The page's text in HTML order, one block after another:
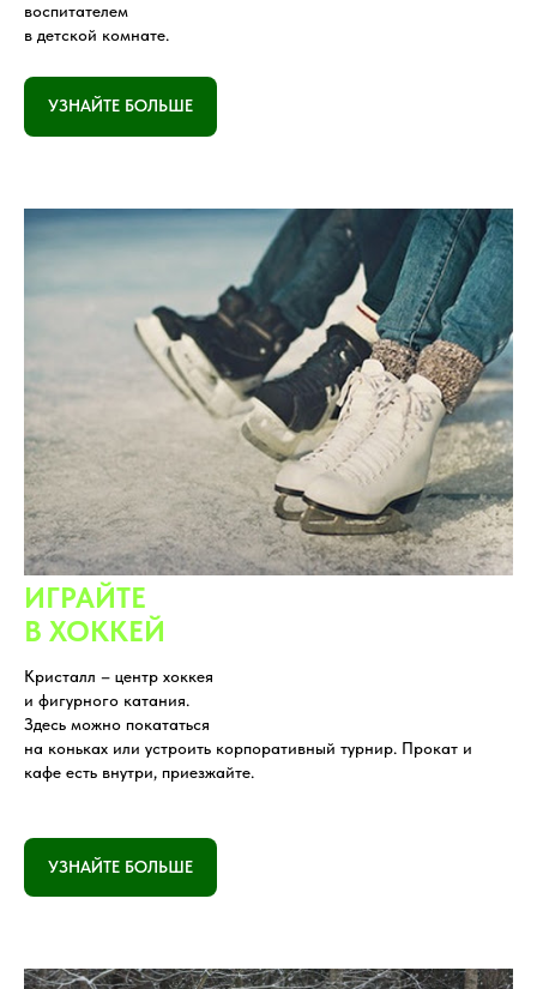
воспитателем
в детской комнате.
УЗНАЙТЕ БОЛЬШЕ
ИГРАЙТЕ
В ХОККЕЙ
Кристалл – центр хоккея
и фигурного катания.
Здесь можно покататься
на коньках или устроить корпоративный турнир. Прокат и
кафе есть внутри, приезжайте.
УЗНАЙТЕ БОЛЬШЕ